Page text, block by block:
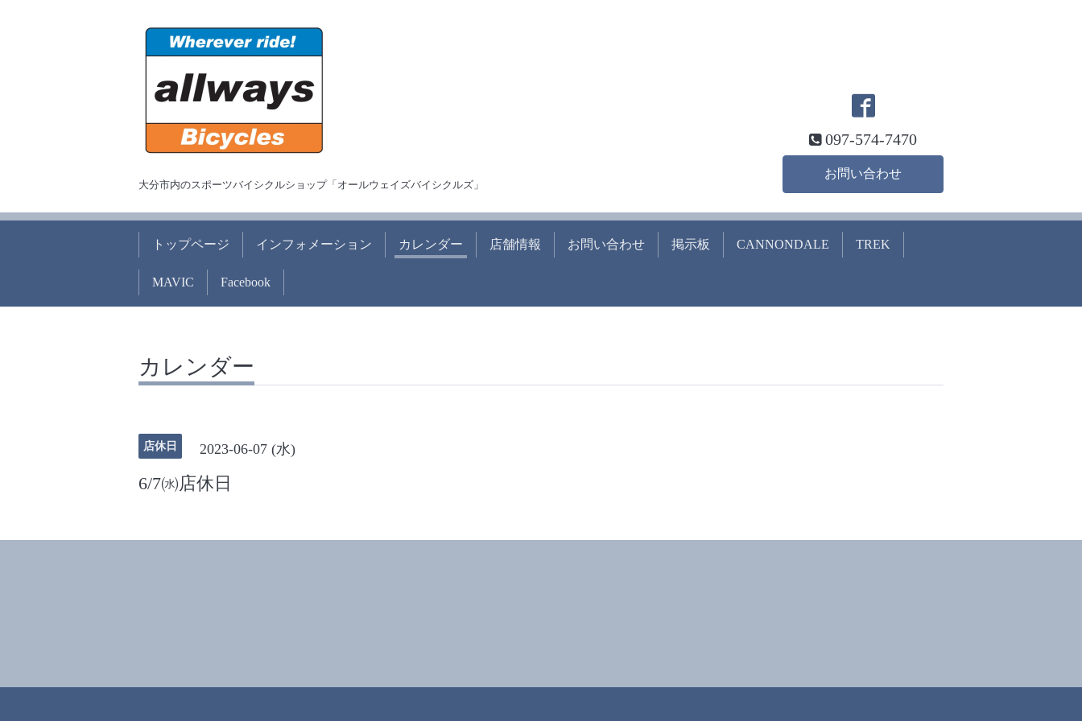
大分市内のスポーツバイシクルショップ「オールウェイズバイシクルズ」
097-574-7470
お問い合わせ
トップページ インフォメーション カレンダー 店舗情報 お問い合わせ 掲示板 CANNONDALE TREK
MAVIC Facebook
カレンダー
店休日 2023-06-07 (水)
6/7㈬店休日